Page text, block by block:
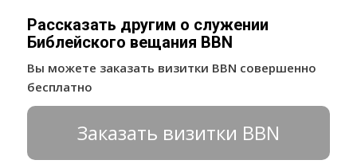
Рассказать другим о служении
Библейского вещания BBN
Вы можете заказать визитки BBN совершенно
бесплатно
Заказать визитки BBN